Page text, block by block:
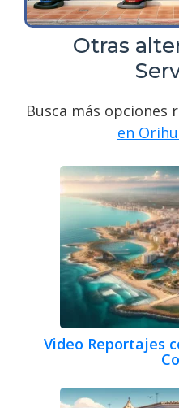
Otras
Busca más opciones
en
Video Reportajes